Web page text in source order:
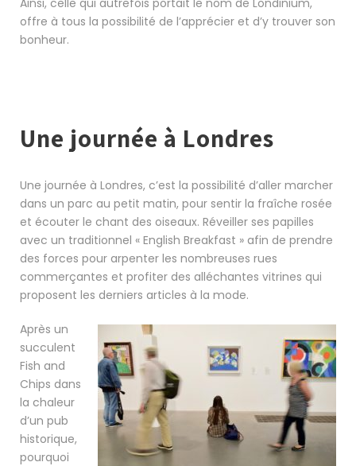
offre à tous la possibilité de l’apprécier et d’y trouver son
bonheur.
Une journée à Londres
Une journée à Londres, c’est la possibilité d’aller marcher
dans un parc au petit matin, pour sentir la fraîche rosée
et écouter le chant des oiseaux. Réveiller ses papilles
avec un traditionnel « English Breakfast » afin de prendre
des forces pour arpenter les nombreuses rues
commerçantes et profiter des alléchantes vitrines qui
proposent les derniers articles à la mode.
Après un
succulent
Fish and
Chips dans
la chaleur
d’un pub
historique,
pourquoi